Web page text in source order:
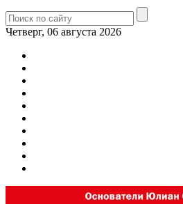
Четверг, 06 августа 2026